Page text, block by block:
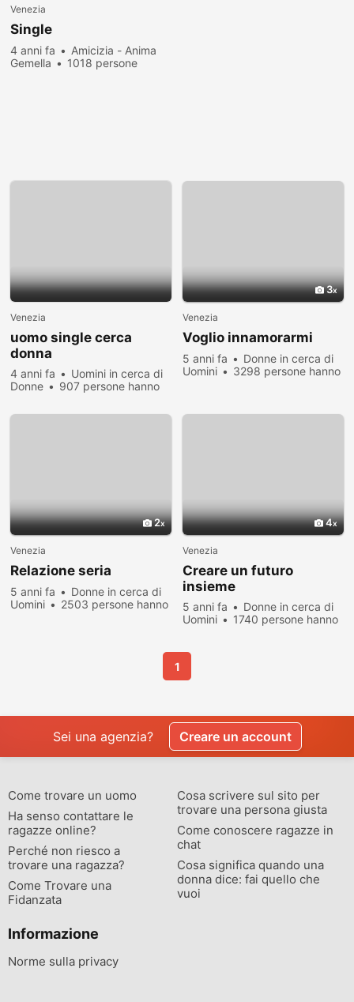
Venezia
Single
4 anni fa
Amicizia - Anima
Gemella
1018 persone
Venezia
uomo single cerca
donna
4 anni fa
Uomini in cerca di
Donne
907 persone hanno
3
Venezia
Voglio innamorarmi
5 anni fa
Donne in cerca di
Uomini
3298 persone hanno
2
Venezia
Relazione seria
5 anni fa
Donne in cerca di
Uomini
2503 persone hanno
4
Venezia
Creare un futuro
insieme
5 anni fa
Donne in cerca di
Uomini
1740 persone hanno
1
Sei una agenzia? Creare un account
Come trovare un uomo
Ha senso contattare le
ragazze online?
Perché non riesco a
trovare una ragazza?
Come Trovare una
Fidanzata
Cosa scrivere sul sito per
trovare una persona giusta
Come conoscere ragazze in
chat
Cosa significa quando una
donna dice: fai quello che
vuoi
Informazione
Norme sulla privacy